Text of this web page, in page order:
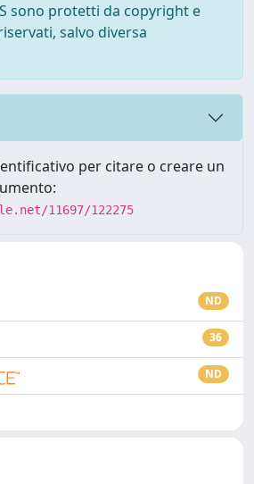
sono protetti da copyright e
salvo diversa
per citare o creare un
11697/122275
ND
36
ND